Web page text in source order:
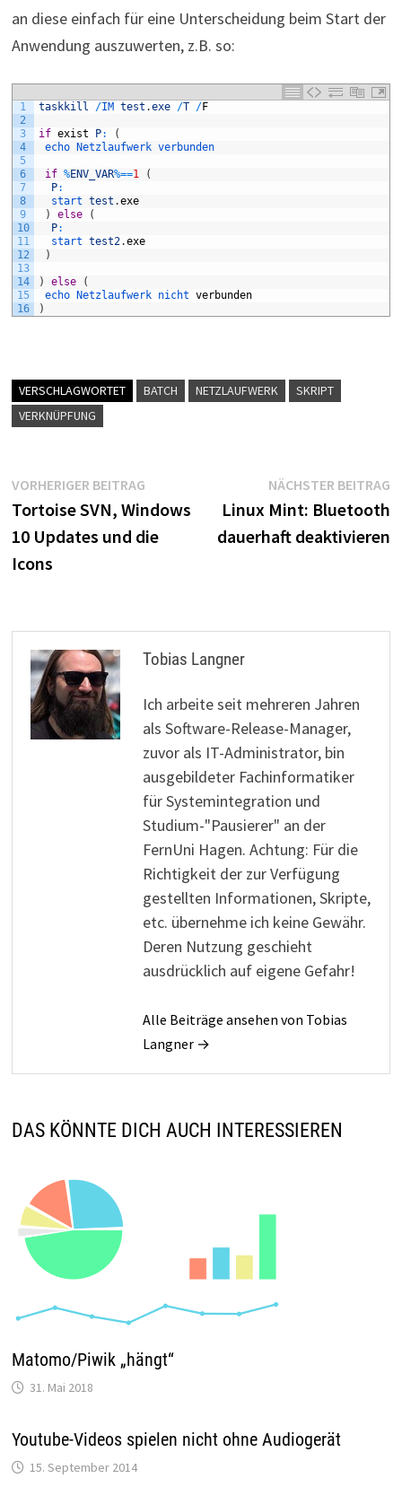
an diese einfach für eine Unterscheidung beim Start der
Anwendung auszuwerten, z.B. so:
1
2
3
4
5
6
7
8
9
10
11
12
13
14
15
16
taskkill /IM test .exe /T /F
if exist P:
(
echo Netzlaufwerk verbunden
if %ENV_VAR%==1
(
P:
start test .exe
)
else
(
P:
start test2.exe
)
) else
(
echo Netzlaufwerk nicht verbunden
)
VERSCHLAGWORTET BATCH NETZLAUFWERK
SKRIPT
VERKNÜPFUNG
Beitragsnavigation
VORHERIGER BEITRAGVorheriger
Beitrag:
Tortoise SVN, Windows
10 Updates und die
Icons
NÄCHSTER BEITRAG
Linux Mint: Bluetooth
dauerhaft deaktivieren
Tobias Langner
Ich arbeite seit mehreren Jahren
als Software-Release-Manager,
zuvor als IT-Administrator, bin
ausgebildeter Fachinformatiker
für Systemintegration und
Studium-"Pausierer" an der
FernUni Hagen. Achtung: Für die
Richtigkeit der zur Verfügung
gestellten Informationen, Skripte,
etc. übernehme ich keine Gewähr.
Deren Nutzung geschieht
ausdrücklich auf eigene Gefahr!
Alle Beiträge ansehen von Tobias
Langner →
DAS KÖNNTE DICH AUCH INTERESSIEREN
Matomo/Piwik „hängt“
31. Mai 2018
Youtube-Videos spielen nicht ohne Audiogerät
15. September 2014